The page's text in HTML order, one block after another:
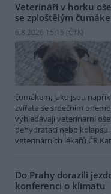
Veterináři v horku
se zploštělým
6.8.2026 15:15 (ČTK)
čumákem, jako jsou
zvířata se srdečním
vyhledávají veterinární
dehydrataci nebo
veterinárních lékařů ČR
Do Prahy dorazili
konferenci o klimatu